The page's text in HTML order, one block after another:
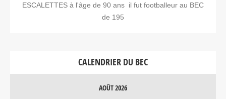
ESCALETTES à l'âge de 90 ans il fut footballeur au BEC
de 195
CALENDRIER DU BEC
AOÛT 2026